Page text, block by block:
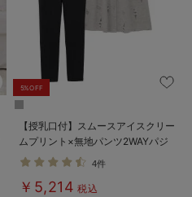
5%OFF
【授乳口付】スムースアイスクリー
ムプリント×無地パンツ2WAYパジ
ャマ
4件
￥5,214 税込